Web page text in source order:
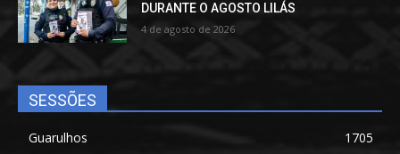
DURANTE O AGOSTO LILÁS
4 de agosto de 2026
SESSÕES
Guarulhos
1705